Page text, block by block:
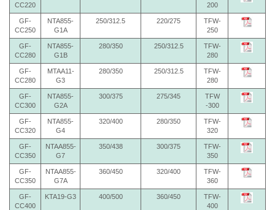
CC220
200
GF-
CC250
NTA855-
G1A
250/312.5 220/275
TFW-
250
GF-
CC280
NTA855-
G1B
280/350 250/312.5
TFW-
280
GF-
CC280
MTAA11-
G3
280/350 250/312.5
TFW-
280
GF-
CC300
NTA855-
G2A
300/375 275/345
TFW
-300
GF-
CC320
NTA855-
G4
320/400 280/350
TFW-
320
GF-
CC350
NTAA855-
G7
350/438 300/375
TFW-
350
GF-
CC350
NTAA855-
G7A
360/450 320/400
TFW-
360
GF-
CC400
KTA19-G3 400/500 360/450
TFW-
400